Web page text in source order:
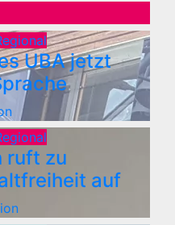
UBA jetzt
ruft zu
auf